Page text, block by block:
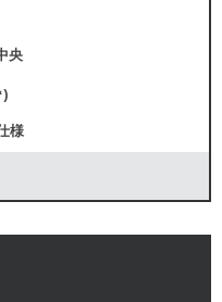
地域密着型店舗をお探しの
央
)
様